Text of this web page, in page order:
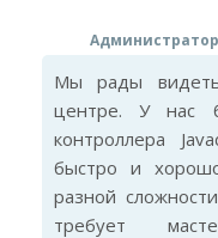
Мы рады
центре. У нас
контроллера
быстро и
разной
требует